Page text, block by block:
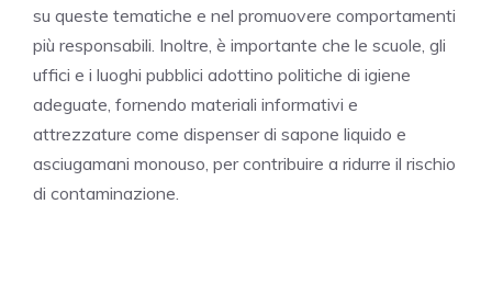
su queste tematiche e nel promuovere comportamenti
più responsabili. Inoltre, è importante che le scuole, gli
uffici e i luoghi pubblici adottino politiche di igiene
adeguate, fornendo materiali informativi e
attrezzature come dispenser di sapone liquido e
asciugamani monouso, per contribuire a ridurre il rischio
di contaminazione.